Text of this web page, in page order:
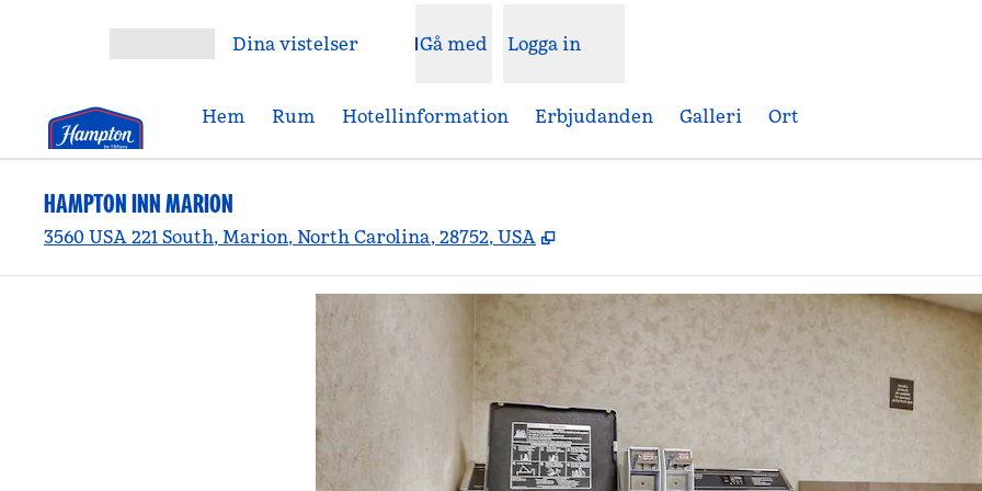
Dina vistelser Gå med Logga in
Hem Rum Hotellinformation Erbjudanden Galleri Ort
HAMPTON INN MARION
3560 USA 221 South, Marion, North Carolina, 28752, USA ,